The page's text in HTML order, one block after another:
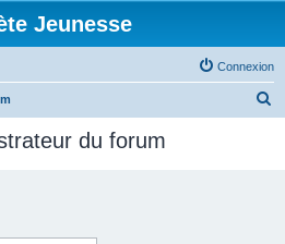
Jeunesse
Connexion
du forum